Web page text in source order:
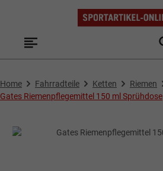
Zum Hauptinhalt springen
Home Fahrradteile Ketten
Riemen
Gates Riemenpflegemittel 150 ml Sprühdose